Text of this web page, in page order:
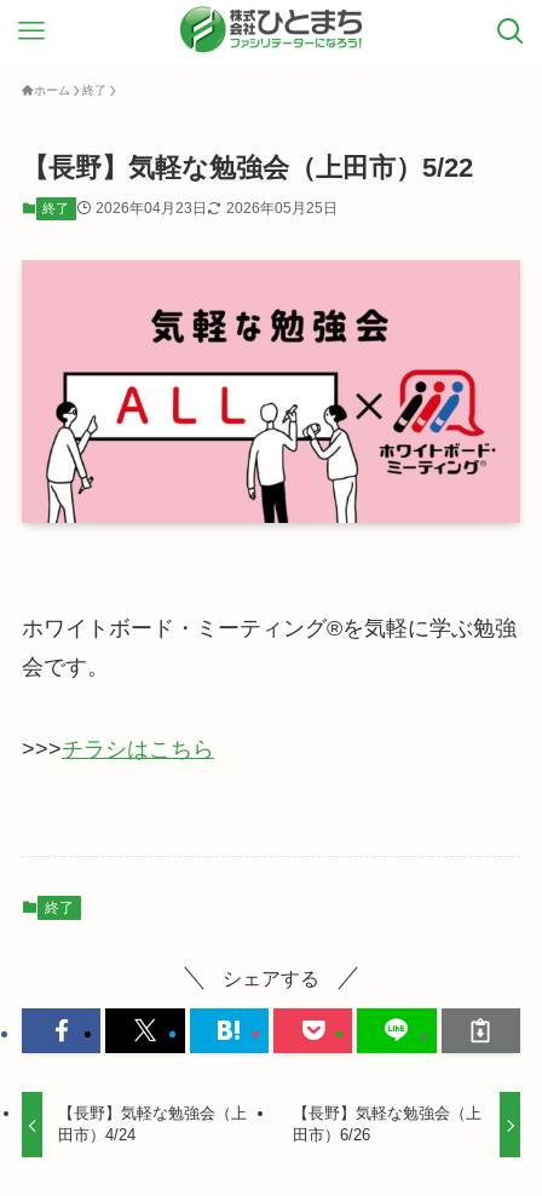
ホーム 終了
【長野】気軽な勉強会（上田市）5/22
終了 2026年04月23日 2026年05月25日
ホワイトボード・ミーティング®を気軽に学ぶ勉強
会です。
>>>チラシはこちら
終了
シェアする
【長野】気軽な勉強会（上
田市）4/24
【長野】気軽な勉強会（上
田市）6/26